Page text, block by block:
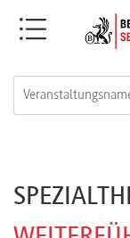
Menü
Live-